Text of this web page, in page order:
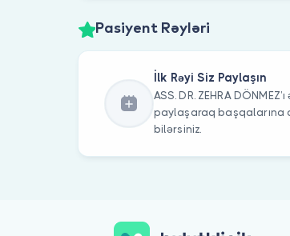
Pasiyent Rəyləri
İlk Rəyi Siz Paylaşın
ASS. DR. ZEHRA
paylaşaraq başqalarına
bilərsiniz.